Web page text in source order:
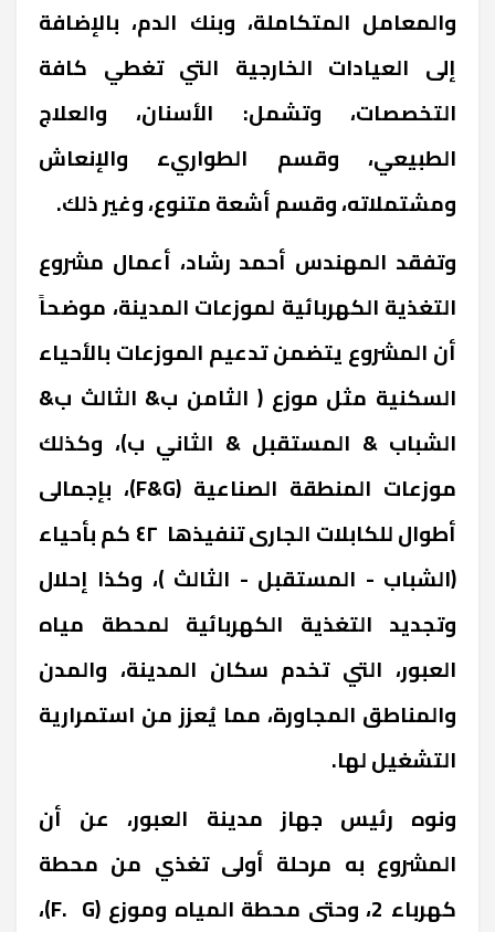
والمعامل المتكاملة، وبنك الدم، بالإضافة
إلى العيادات الخارجية التي تغطي كافة
التخصصات، وتشمل: الأسنان، والعلاج
الطبيعي، وقسم الطواريء والإنعاش
ومشتملاته، وقسم أشعة متنوع، وغير ذلك.
وتفقد المهندس أحمد رشاد، أعمال مشروع
التغذية الكهربائية لموزعات المدينة، موضحاً
أن المشروع يتضمن تدعيم الموزعات بالأحياء
السكنية مثل موزع ( الثامن ب& الثالث ب&
الشباب & المستقبل & الثاني ب)، وكذلك
موزعات المنطقة الصناعية (F&G)، بإجمالى
أطوال للكابلات الجارى تنفيذها ٤٢ كم بأحياء
(الشباب - المستقبل - الثالث )، وكذا إحلال
وتجديد التغذية الكهربائية لمحطة مياه
العبور، التي تخدم سكان المدينة، والمدن
والمناطق المجاورة، مما يُعزز من استمرارية
التشغيل لها.
ونوه رئيس جهاز مدينة العبور، عن أن
المشروع به مرحلة أولى تغذي من محطة
كهرباء 2، وحتى محطة المياه وموزع (F. G)،